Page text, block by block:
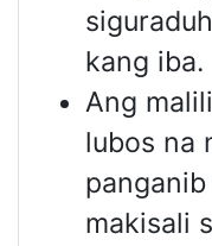
kang iba.
Ang
lubos na
makisali